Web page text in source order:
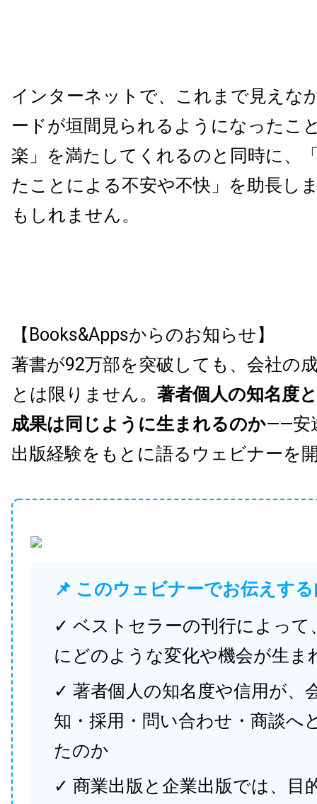
インターネットで、これまで見えな
ードが垣間見られるようになったこ
楽」を満たしてくれるのと同時に、
たことによる不安や不快」を助長し
もしれません。
【Books&Appsからのお知らせ】
著書が92万部を突破しても、会社の
とは限りません。 著者個人の知名度
成果は同じように生まれるのか——安
出版経験をもとに語るウェビナーを
📌 このウェビナーでお伝えす
✓ ベストセラーの刊行によって
にどのような変化や機会が生ま
✓ 著者個人の知名度や信用が、
知・採用・問い合わせ・商談へ
たのか
✓ 商業出版と企業出版では、目